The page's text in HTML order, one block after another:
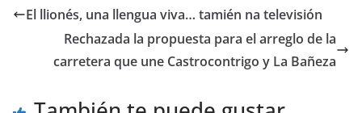
El llionés, una llengua viva… tamién na televisión
Rechazada la propuesta para el arreglo de la
carretera que une Castrocontrigo y La Bañeza